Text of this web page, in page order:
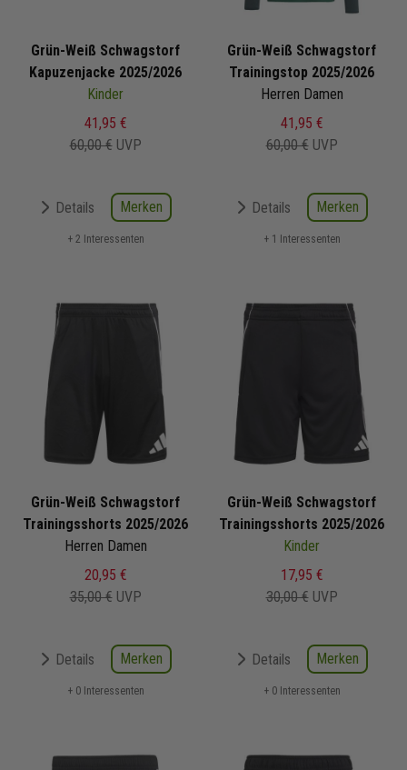
Grün-Weiß Schwagstorf
Kapuzenjacke 2025/2026
Kinder
41,95 €
60,00 € UVP
Details Merken
+ 2 Interessenten
Grün-Weiß Schwagstorf
Trainingstop 2025/2026
Herren Damen
41,95 €
60,00 € UVP
Details Merken
+ 1 Interessenten
Grün-Weiß Schwagstorf
Trainingsshorts 2025/2026
Herren Damen
20,95 €
35,00 € UVP
Details Merken
+ 0 Interessenten
Grün-Weiß Schwagstorf
Trainingsshorts 2025/2026
Kinder
17,95 €
30,00 € UVP
Details Merken
+ 0 Interessenten